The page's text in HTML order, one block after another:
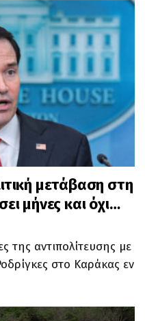
μετάβαση στη
μήνες και όχι…
της αντιπολίτευσης με
στο Καράκας εν